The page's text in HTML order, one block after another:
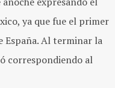
ya que fue el primer
España. Al terminar la
correspondiendo al